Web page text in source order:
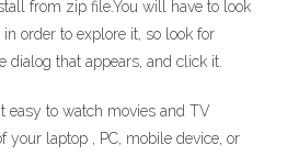
from zip file.You will have to look
order to explore it, so look for
dialog that appears, and click it.
easy to watch movies and TV
your laptop , PC, mobile device, or